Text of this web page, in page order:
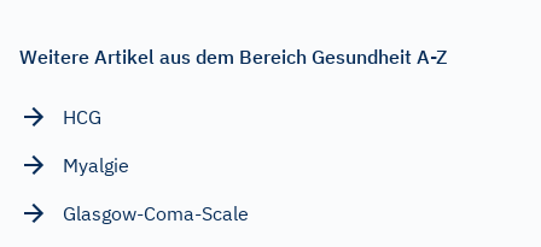
Weitere Artikel aus dem Bereich Gesundheit A-Z
HCG
Myalgie
Glasgow-Coma-Scale